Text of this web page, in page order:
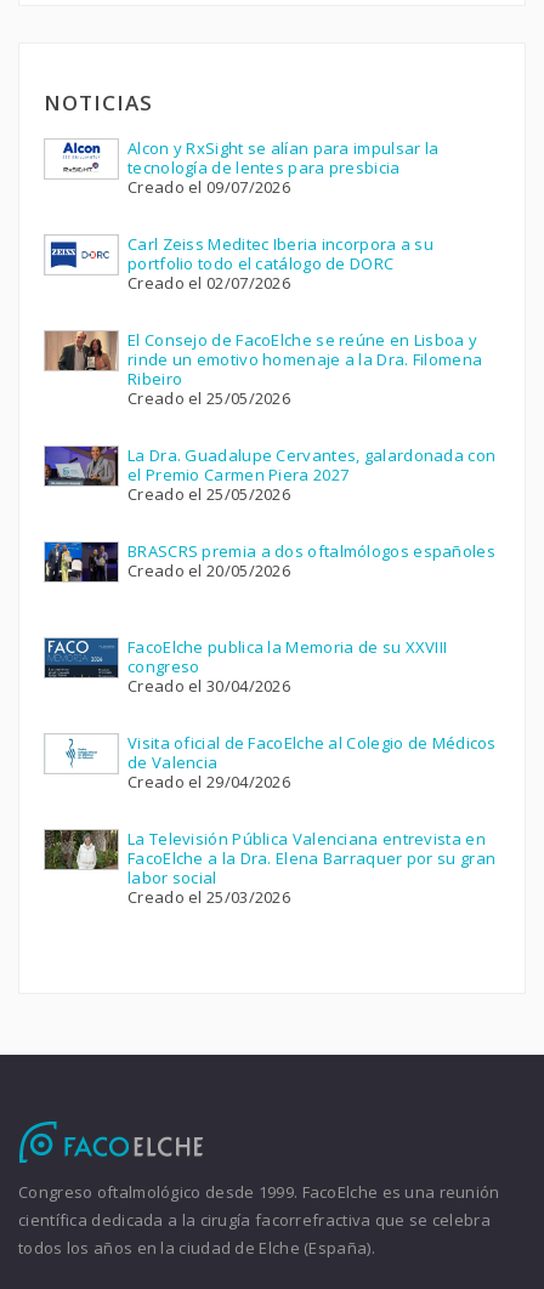
NOTICIAS
Alcon y RxSight se alían para impulsar la
tecnología de lentes para presbicia
Creado el 09/07/2026
Carl Zeiss Meditec Iberia incorpora a su
portfolio todo el catálogo de DORC
Creado el 02/07/2026
El Consejo de FacoElche se reúne en Lisboa y
rinde un emotivo homenaje a la Dra. Filomena
Ribeiro
Creado el 25/05/2026
La Dra. Guadalupe Cervantes, galardonada con
el Premio Carmen Piera 2027
Creado el 25/05/2026
BRASCRS premia a dos oftalmólogos españoles
Creado el 20/05/2026
FacoElche publica la Memoria de su XXVIII
congreso
Creado el 30/04/2026
Visita oficial de FacoElche al Colegio de Médicos
de Valencia
Creado el 29/04/2026
La Televisión Pública Valenciana entrevista en
FacoElche a la Dra. Elena Barraquer por su gran
labor social
Creado el 25/03/2026
Congreso oftalmológico desde 1999. FacoElche es una reunión
científica dedicada a la cirugía facorrefractiva que se celebra
todos los años en la ciudad de Elche (España).